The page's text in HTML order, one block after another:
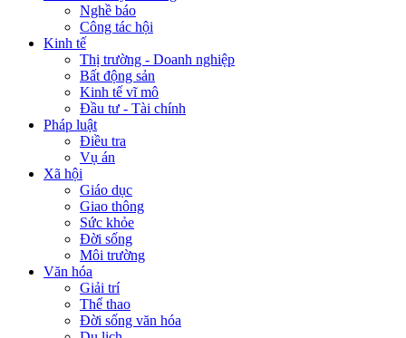
Nghề báo
Công tác hội
Kinh tế
Thị trường - Doanh nghiệp
Bất động sản
Kinh tế vĩ mô
Đầu tư - Tài chính
Pháp luật
Điều tra
Vụ án
Xã hội
Giáo dục
Giao thông
Sức khỏe
Đời sống
Môi trường
Văn hóa
Giải trí
Thể thao
Đời sống văn hóa